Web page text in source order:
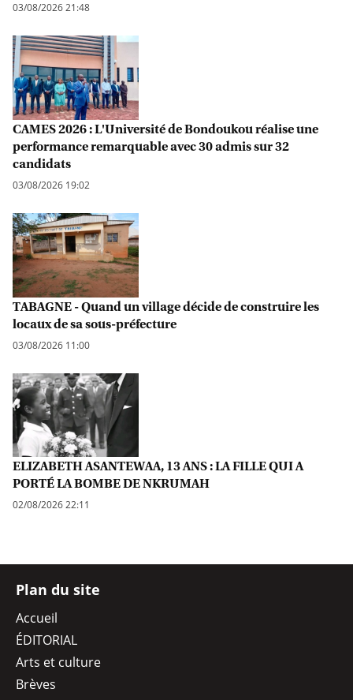
03/08/2026 21:48
CAMES 2026 : L'Université de Bondoukou réalise une
performance remarquable avec 30 admis sur 32
candidats
03/08/2026 19:02
TABAGNE - Quand un village décide de construire les
locaux de sa sous-préfecture
03/08/2026 11:00
ELIZABETH ASANTEWAA, 13 ANS : LA FILLE QUI A
PORTÉ LA BOMBE DE NKRUMAH
02/08/2026 22:11
Plan du site
Accueil
ÉDITORIAL
Arts et culture
Brèves